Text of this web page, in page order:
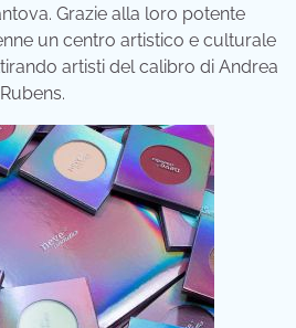
Grazie alla loro potente
un centro artistico e culturale
artisti del calibro di Andrea